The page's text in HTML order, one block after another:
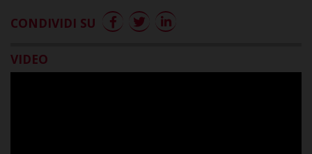
CONDIVIDI SU
VIDEO